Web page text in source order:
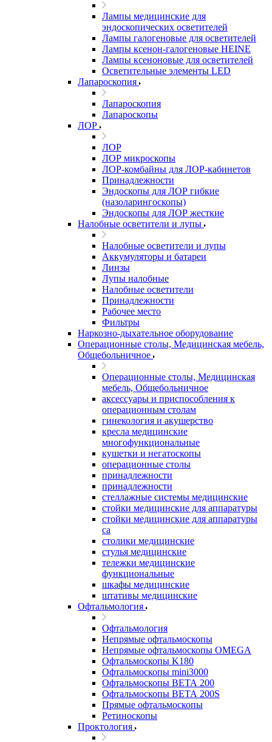
Лампы медицинские для
эндоскопических осветителей
Лампы галогеновые для осветителей
Лампы ксенон-галогеновые HEINE
Лампы ксеноновые для осветителей
Осветительные элементы LED
Лапароскопия
Лапароскопия
Лапароскопы
ЛОР
ЛОР
ЛОР микроскопы
ЛОР-комбайны для ЛОР-кабинетов
Принадлежности
Эндоскопы для ЛОР гибкие
(назоларингоскопы)
Эндоскопы для ЛОР жесткие
Налобные осветители и лупы
Налобные осветители и лупы
Аккумуляторы и батареи
Линзы
Лупы налобные
Налобные осветители
Принадлежности
Рабочее место
Фильтры
Наркозно-дыхательное оборудование
Операционные столы, Медицинская мебель,
Общебольничное
Операционные столы, Медицинская
мебель, Общебольничное
аксессуары и приспособления к
операционным столам
гинекология и акушерство
кресла медицинские
многофункциональные
кушетки и негатоскопы
операционные столы
принадлежности
принадлежности
стеллажные системы медицинские
стойки медицинские для аппаратуры
стойки медицинские для аппаратуры
са
столики медицинские
стулья медицинские
тележки медицинские
функциональные
шкафы медицинские
штативы медицинские
Офтальмология
Офтальмология
Непрямые офтальмоскопы
Непрямые офтальмоскопы OMEGA
Офтальмоскопы K180
Офтальмоскопы mini3000
Офтальмоскопы ВЕТА 200
Офтальмоскопы ВЕТА 200S
Прямые офтальмоскопы
Ретиноскопы
Проктология